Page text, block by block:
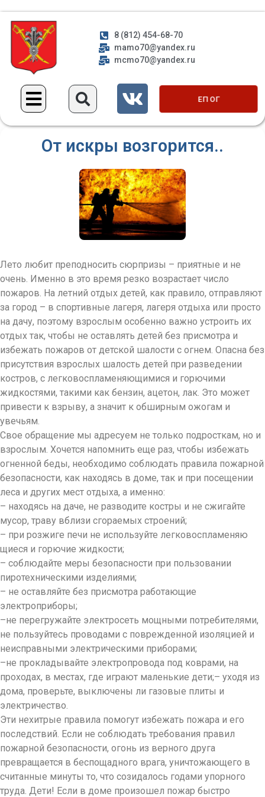
8 (812) 454-68-70
mamo70@yandex.ru
mcmo70@yandex.ru
ЕП ОГ
От искры возгорится..
Лето любит преподносить сюрпризы – приятные и не
очень. Именно в это время резко возрастает число
пожаров. На летний отдых детей, как правило, отправляют
за город – в спортивные лагеря, лагеря отдыха или просто
на дачу, поэтому взрослым особенно важно устроить их
отдых так, чтобы не оставлять детей без присмотра и
избежать пожаров от детской шалости с огнем. Опасна без
присутствия взрослых шалость детей при разведении
костров, с легковоспламеняющимися и горючими
жидкостями, такими как бензин, ацетон, лак. Это может
привести к взрыву, а значит к обширным ожогам и
увечьям.
Свое обращение мы адресуем не только подросткам, но и
взрослым. Хочется напомнить еще раз, чтобы избежать
огненной беды, необходимо соблюдать правила пожарной
безопасности, как находясь в доме, так и при посещении
леса и других мест отдыха, а именно:
– находясь на даче, не разводите костры и не сжигайте
мусор, траву вблизи сгораемых строений;
– при розжиге печи не используйте легковоспламеняю
щиеся и горючие жидкости;
– соблюдайте меры безопасности при пользовании
пиротехническими изделиями;
– не оставляйте без присмотра работающие
электроприборы;
–не перегружайте электросеть мощными потребителями,
не пользуйтесь проводами с поврежденной изоляцией и
неисправными электрическими приборами;
–не прокладывайте электропровода под коврами, на
проходах, в местах, где играют маленькие дети;– уходя из
дома, проверьте, выключены ли газовые плиты и
электричество.
Эти нехитрые правила помогут избежать пожара и его
последствий. Если не соблюдать требования правил
пожарной безопасности, огонь из верного друга
превращается в беспощадного врага, уничтожающего в
считанные минуты то, что созидалось годами упорного
труда. Дети! Если в доме произошел пожар быстро